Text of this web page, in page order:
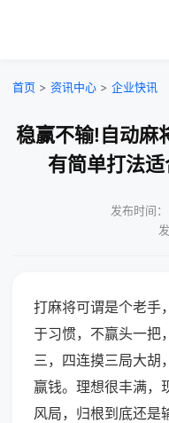
首页 > 资讯中心 > 企业快讯
稳赢不输!自动麻
有简单打法
发布时间
打麻将可谓是个老手
于习惯，不赢头一把
三，四连摸三局大胡
赢钱。理想很丰满，
风局，归根到底还是